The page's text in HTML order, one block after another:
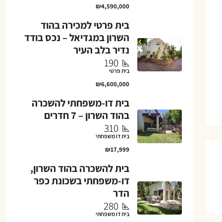
₪4,590,000
בית פרטי למכירה בהוד
השרון במגדיאל – נכס בודד
נדיר בלב העיר
190
בית פרטי
₪6,600,000
בית דו-משפחתי להשכרה
בהוד השרון – 7 חדרים
310
בית דו משפחתי
₪17,999
בית להשכרה בהוד השרון,
דו-משפחתי בשכונת כפר
הדר
280
בית דו משפחתי